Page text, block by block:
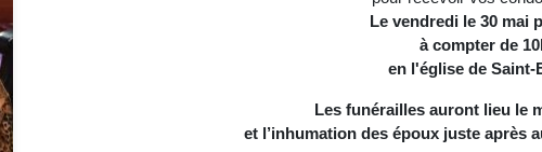
Le vendredi le 30 mai
à compter de
en l'église de Saint-
Les funérailles auront lieu le
et l’inhumation des époux juste après